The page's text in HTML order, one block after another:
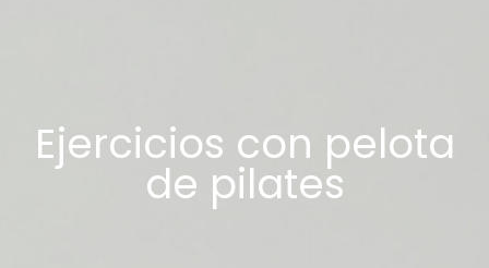
Ejercicios con pelota
de pilates